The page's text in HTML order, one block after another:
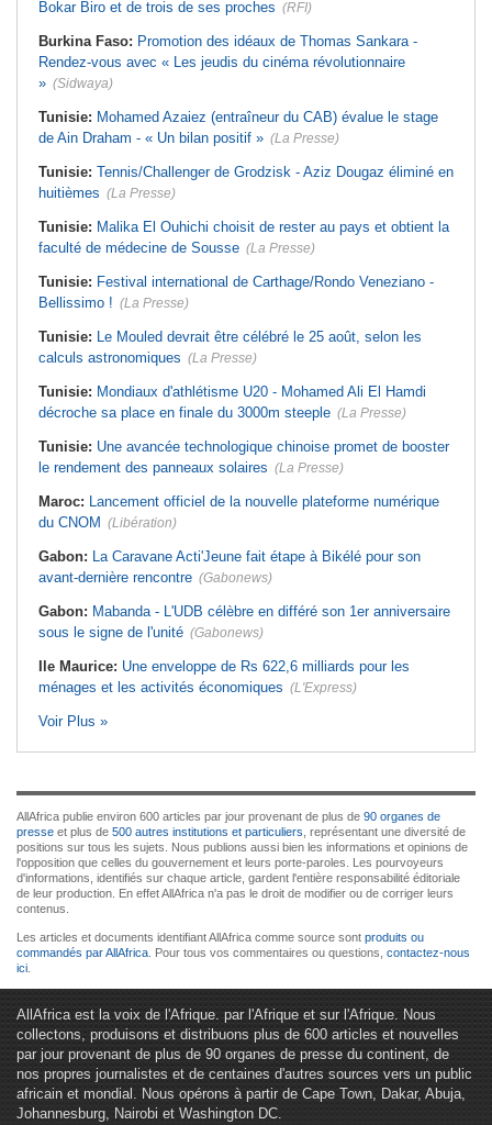
Bokar Biro et de trois de ses proches (RFI)
Burkina Faso: Promotion des idéaux de Thomas Sankara -
Rendez-vous avec « Les jeudis du cinéma révolutionnaire
» (Sidwaya)
Tunisie: Mohamed Azaiez (entraîneur du CAB) évalue le stage
de Ain Draham - « Un bilan positif » (La Presse)
Tunisie: Tennis/Challenger de Grodzisk - Aziz Dougaz éliminé en
huitièmes (La Presse)
Tunisie: Malika El Ouhichi choisit de rester au pays et obtient la
faculté de médecine de Sousse (La Presse)
Tunisie: Festival international de Carthage/Rondo Veneziano -
Bellissimo ! (La Presse)
Tunisie: Le Mouled devrait être célébré le 25 août, selon les
calculs astronomiques (La Presse)
Tunisie: Mondiaux d'athlétisme U20 - Mohamed Ali El Hamdi
décroche sa place en finale du 3000m steeple (La Presse)
Tunisie: Une avancée technologique chinoise promet de booster
le rendement des panneaux solaires (La Presse)
Maroc: Lancement officiel de la nouvelle plateforme numérique
du CNOM (Libération)
Gabon: La Caravane Acti'Jeune fait étape à Bikélé pour son
avant-dernière rencontre (Gabonews)
Gabon: Mabanda - L'UDB célèbre en différé son 1er anniversaire
sous le signe de l'unité (Gabonews)
Ile Maurice: Une enveloppe de Rs 622,6 milliards pour les
ménages et les activités économiques (L'Express)
Voir Plus »
AllAfrica publie environ 600 articles par jour provenant de plus de 90 organes de
presse et plus de 500 autres institutions et particuliers , représentant une diversité de
positions sur tous les sujets. Nous publions aussi bien les informations et opinions de
l'opposition que celles du gouvernement et leurs porte-paroles. Les pourvoyeurs
d'informations, identifiés sur chaque article, gardent l'entière responsabilité éditoriale
de leur production. En effet AllAfrica n'a pas le droit de modifier ou de corriger leurs
contenus.
Les articles et documents identifiant AllAfrica comme source sont produits ou
commandés par AllAfrica . Pour tous vos commentaires ou questions, contactez-nous
ici
AllAfrica est la voix de l'Afrique. par l'Afrique et sur l'Afrique. Nous
collectons, produisons et distribuons plus de 600 articles et nouvelles
par jour provenant de plus de 90 organes de presse du continent, de
nos propres journalistes et de centaines d'autres sources vers un public
africain et mondial. Nous opérons à partir de Cape Town, Dakar, Abuja,
Johannesburg, Nairobi et Washington DC.